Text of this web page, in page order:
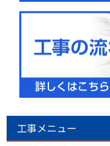
工事メニュー